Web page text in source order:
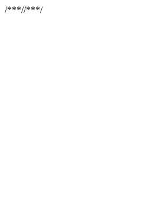
/***//***/